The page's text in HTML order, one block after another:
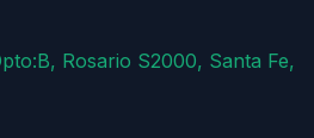
Rosario S2000, Santa Fe,